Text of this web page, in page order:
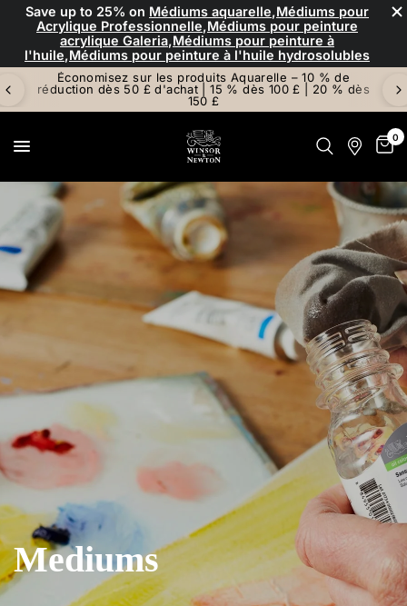
×
Save up to 25% on Médiums aquarelle,Médiums pour
Acrylique Professionnelle,Médiums pour peinture
acrylique Galeria,Médiums pour peinture à
l'huile,Médiums pour peinture à l'huile hydrosolubles
Économisez sur les produits Aquarelle – 10 % de
réduction dès 50 £ d'achat | 15 % dès 100 £ | 20 % dès
150 £
0
Mediums